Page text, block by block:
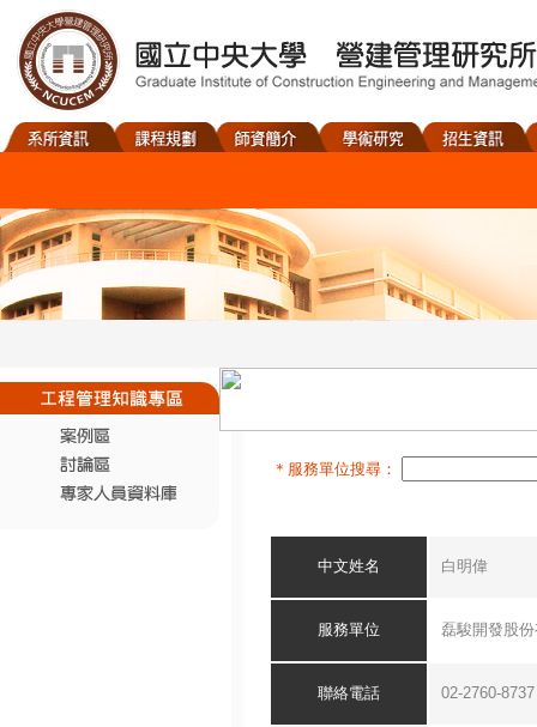
＊服務單位搜尋：
中文姓名 白明偉
服務單位 磊駿開發股
聯絡電話 02-2760-8737